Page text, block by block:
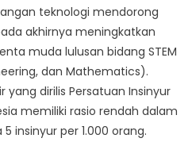
teknologi mendorong
akhirnya meningkatkan
muda lulusan bidang STEM
dan Mathematics).
yang dirilis Persatuan Insinyur
memiliki rasio rendah dalam
insinyur per 1.000 orang.